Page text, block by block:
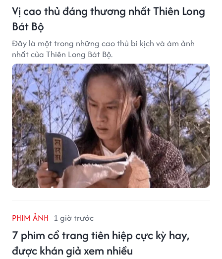
Vị cao thủ đáng thương nhất Thiên Long
Bát Bộ
Đây là một trong những cao thủ bi kịch và ám ảnh
nhất của Thiên Long Bát Bộ.
PHIM ẢNH 1 giờ trước
7 phim cổ trang tiên hiệp cực kỳ hay,
được khán giả xem nhiều